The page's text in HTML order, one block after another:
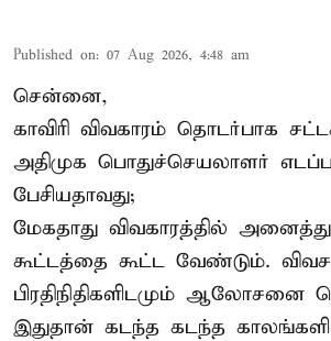
Published on: 07 Aug 2026, 4:48 am
சென்னை,
காவிரி விவகாரம் தொடர்பாக
அதிமுக பொதுச்செயலாளர்
பேசியதாவது;
மேகதாது விவகாரத்தில்
கூட்டத்தை கூட்ட வேண்டும்.
பிரதிநிதிகளிடமும் ஆலோசனை
இதுதான் கடந்த கடந்த